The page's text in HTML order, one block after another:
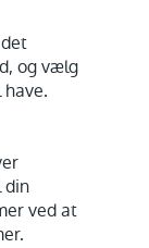
og vælg
din
ved at